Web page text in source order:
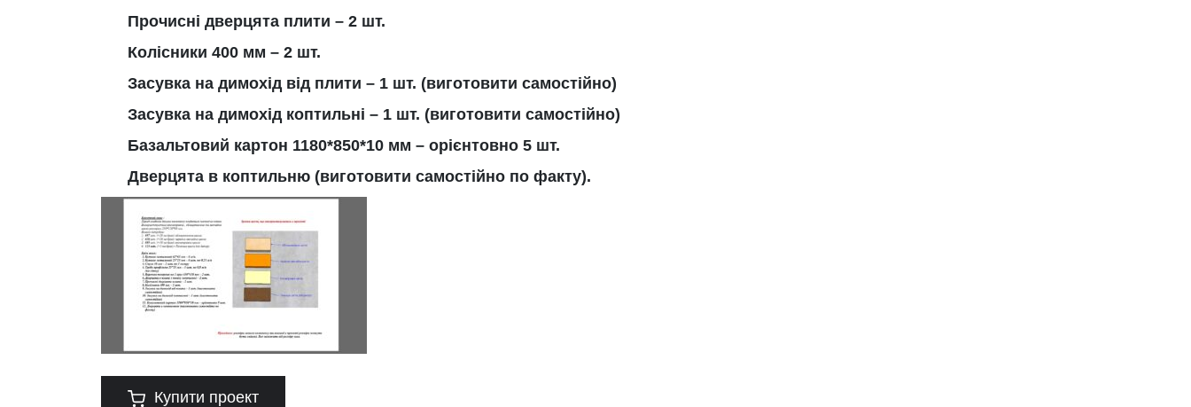
Прочисні дверцята плити – 2 шт.
Колісники 400 мм – 2 шт.
Засувка на димохід від плити – 1 шт. (виготовити самостійно)
Засувка на димохід коптильні – 1 шт. (виготовити самостійно)
Базальтовий картон 1180*850*10 мм – орієнтовно 5 шт.
Дверцята в коптильню (виготовити самостійно по факту).
Купити проект